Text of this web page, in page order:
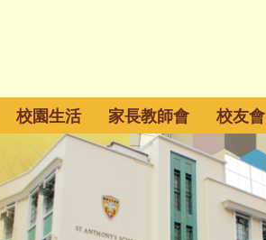
校園生活 家長教師會 校友會